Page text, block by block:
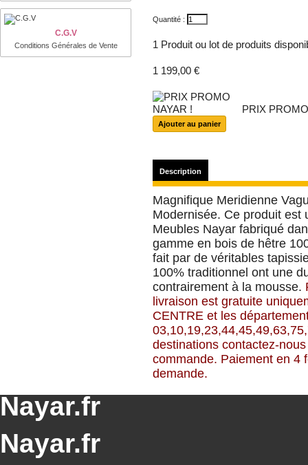
C.G.V
Conditions Générales de Vente
Quantité :
1 Produit ou lot de produits
1 199,00 €
PRIX
Description
Magnifique Meridienne
Modernisée. Ce produit est
Meubles Nayar fabriqué
gamme en bois de hêtre
fait par de véritables
100% traditionnel ont une
contrairement à la mousse.
livraison est gratuite
CENTRE et les
destinations contactez-
commande. Paiement en 4
demande.
Nayar.fr
Nayar.fr